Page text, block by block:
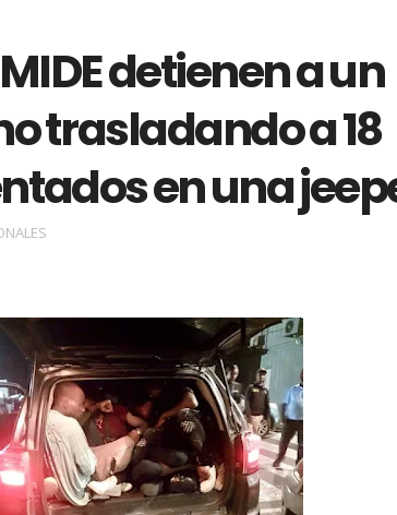
detienen a un
trasladando a 18
en una